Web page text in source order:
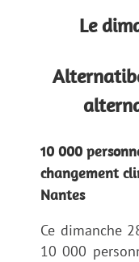
Le
10 000
changement
Nantes
Ce dimanche
10 000